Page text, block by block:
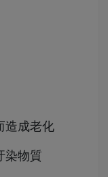
造成老化
染物質